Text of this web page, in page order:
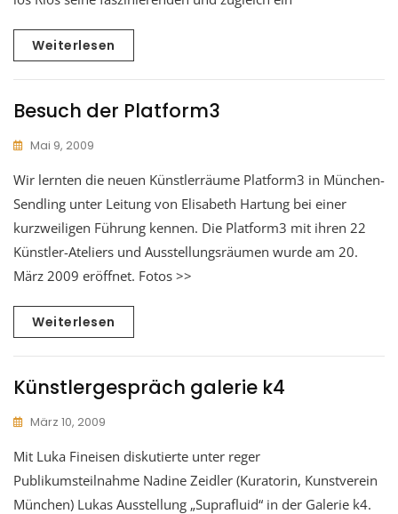
Weiterlesen
Besuch der Platform3
Mai 9, 2009
Wir lernten die neuen Künstlerräume Platform3 in München-
Sendling unter Leitung von Elisabeth Hartung bei einer
kurzweiligen Führung kennen. Die Platform3 mit ihren 22
Künstler-Ateliers und Ausstellungsräumen wurde am 20.
März 2009 eröffnet. Fotos >>
Weiterlesen
Künstlergespräch galerie k4
März 10, 2009
Mit Luka Fineisen diskutierte unter reger
Publikumsteilnahme Nadine Zeidler (Kuratorin, Kunstverein
München) Lukas Ausstellung „Suprafluid“ in der Galerie k4.